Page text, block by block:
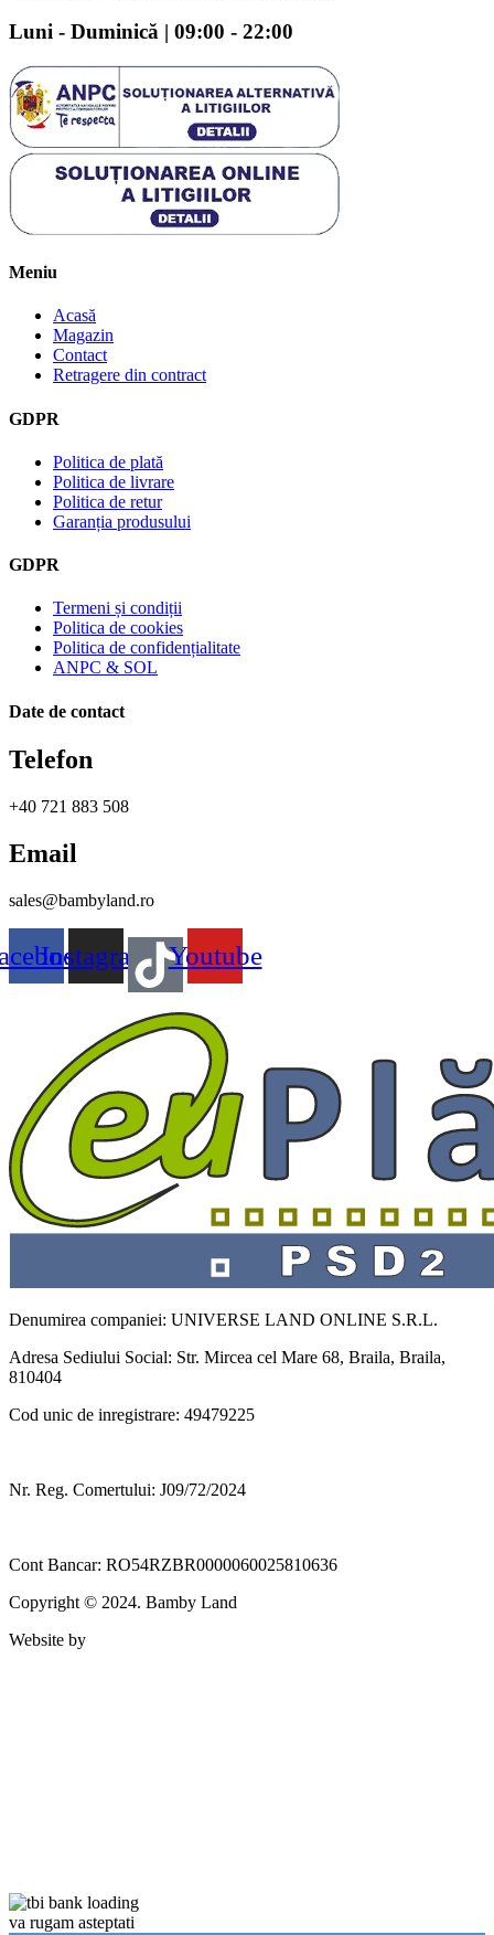
Luni - Duminică | 09:00 - 22:00
Meniu
Acasă
Magazin
Contact
Retragere din contract
GDPR
Politica de plată
Politica de livrare
Politica de retur
Garanția produsului
GDPR
Termeni și condiții
Politica de cookies
Politica de confidențialitate
ANPC & SOL
Date de contact
Telefon
+40 721 883 508
Email
sales@bambyland.ro​
Instagram Youtube
Denumirea companiei: UNIVERSE LAND ONLINE S.R.L.
Adresa Sediului Social: Str. Mircea cel Mare 68, Braila, Braila,
810404
Cod unic de inregistrare: 49479225
Nr. Reg. Comertului: J09/72/2024
Cont Bancar: RO54RZBR0000060025810636
Copyright © 2024. Bamby Land
Website by
va rugam asteptati